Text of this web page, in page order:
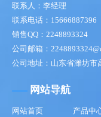
联系人：李经理
联系电话：15666887396
销售QQ：2248893324
公司邮箱：
公司地址：山东省潍坊市
网站导航
网站首页 产品中